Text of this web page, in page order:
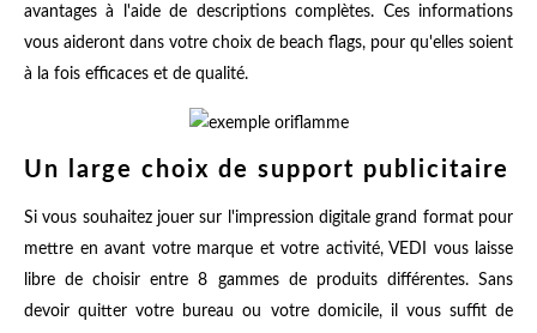
avantages à l'aide de descriptions complètes. Ces informations
vous aideront dans votre choix de beach flags, pour qu'elles soient
à la fois efficaces et de qualité.
Un large choix de support publicitaire
Si vous souhaitez jouer sur l'impression digitale grand format pour
mettre en avant votre marque et votre activité, VEDI vous laisse
libre de choisir entre 8 gammes de produits différentes. Sans
devoir quitter votre bureau ou votre domicile, il vous suffit de